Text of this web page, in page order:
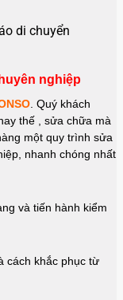
di chuyển
nghiệp
. Quý khách
thế , sửa chữa mà
một quy trình sửa
nhanh chóng nhất
và tiến hành kiểm
cách khắc phục từ